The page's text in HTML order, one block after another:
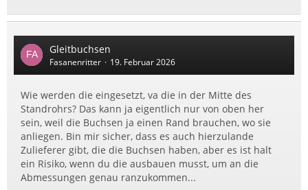
Gleitbuchsen
Fasanenritter 19. Februar 2026
Wie werden die eingesetzt, va die in der Mitte des
Standrohrs? Das kann ja eigentlich nur von oben her
sein, weil die Buchsen ja einen Rand brauchen, wo sie
anliegen. Bin mir sicher, dass es auch hierzulande
Zulieferer gibt, die die Buchsen haben, aber es ist halt
ein Risiko, wenn du die ausbauen musst, um an die
Abmessungen genau ranzukommen...